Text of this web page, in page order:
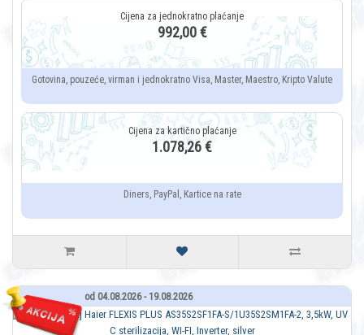
992,00 €
Gotovina, pouzeće, virman i jednokratno Visa, Master, Maestro, Kripto Valute
1.078,26 €
Diners, PayPal, Kartice na rate
od 04.08.2026 - 19.08.2026